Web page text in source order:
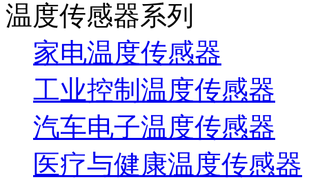
温度传感器系列
家电温度传感器
工业控制温度传感器
汽车电子温度传感器
医疗与健康温度传感器